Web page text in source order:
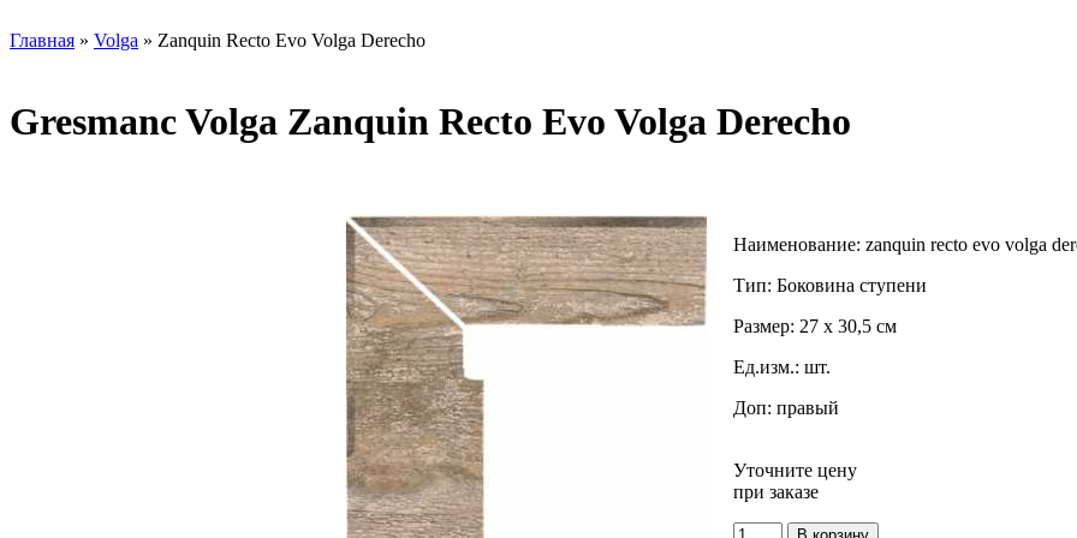
Главная » Volga » Zanquin Recto Evo Volga Derecho
Gresmanc Volga Zanquin Recto Evo Volga Derecho
Наименование: zanquin recto evo volga
Тип: Боковина ступени
Размер: 27 x 30,5 см
Ед.изм.: шт.
Доп: правый
Уточните цену
при заказе